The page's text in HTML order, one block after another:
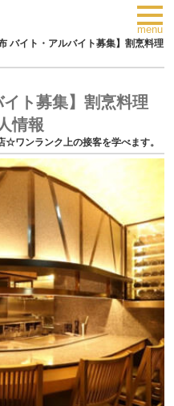
menu
布 バイト・アルバイト募集】割烹料理
イト募集】割烹料理
情報
ワンランク上の接客を学べます。